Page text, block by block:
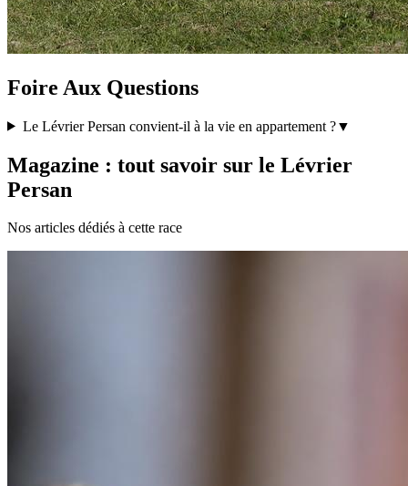
Foire Aux Questions
Le Lévrier Persan convient-il à la vie en appartement ?▼
Magazine : tout savoir sur le Lévrier
Persan
Nos articles dédiés à cette race